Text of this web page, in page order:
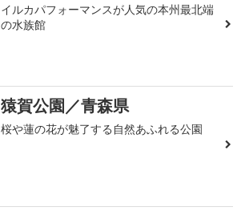
イルカパフォーマンスが人気の本州最北端
の水族館
猿賀公園／青森県
桜や蓮の花が魅了する自然あふれる公園